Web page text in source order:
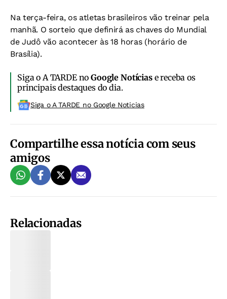
Na terça-feira, os atletas brasileiros vão treinar pela
manhã. O sorteio que definirá as chaves do Mundial
de Judô vão acontecer às 18 horas (horário de
Brasília).
Siga o A TARDE noGoogle Notíciase receba os
principais destaques do dia.
Siga o A TARDE no Google Noticias
Compartilhe essa notícia com seus
amigos
Relacionadas